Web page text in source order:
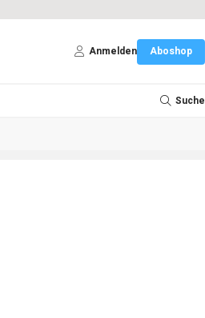
Anmelden Aboshop
Suche